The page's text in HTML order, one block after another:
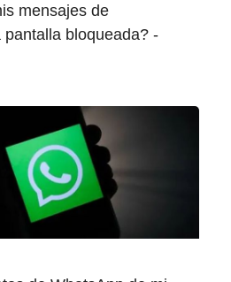
mensajes de
bloqueada? -